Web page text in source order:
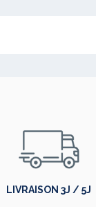
LIVRAISON 3J / 5J